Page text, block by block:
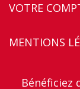
VOTRE
MENTIONS
Bénéficiez